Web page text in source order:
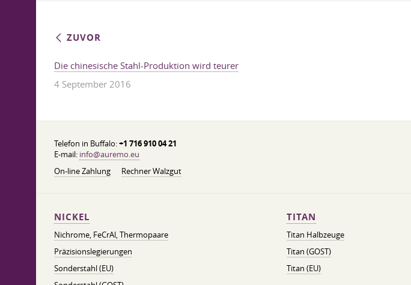
ZUVOR
Die chinesische Stahl-Produktion wird teurer
4 September 2016
Telefon in Buffalo:+1 716 910 04 21
E-mail: info@auremo.eu
On-line Zahlung
Rechner Walzgut
NICKEL
Nichrome, FeСrAl, ​​Thermopaare
Präzisionslegierungen
Sonderstahl (EU)
TITAN
Titan Halbzeuge
Titan (GOST)
Titan (EU)